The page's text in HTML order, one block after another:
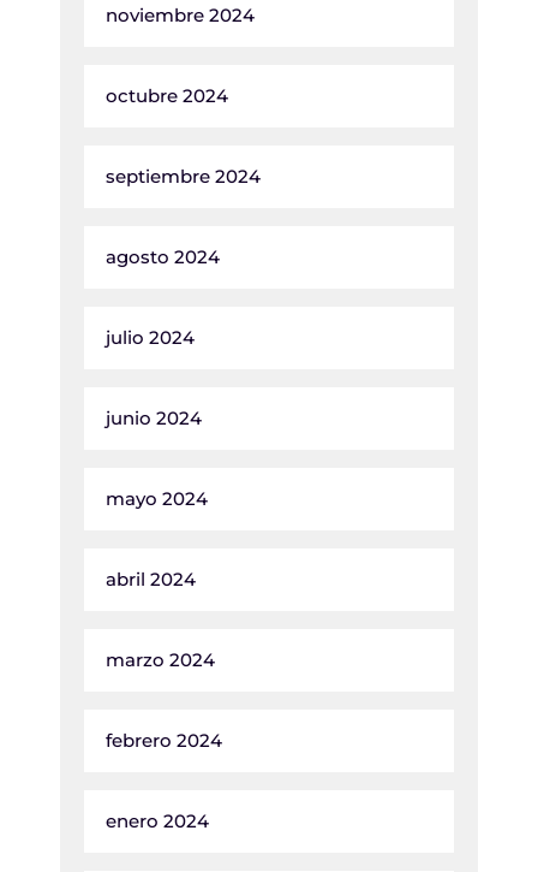
noviembre 2024
octubre 2024
septiembre 2024
agosto 2024
julio 2024
junio 2024
mayo 2024
abril 2024
marzo 2024
febrero 2024
enero 2024